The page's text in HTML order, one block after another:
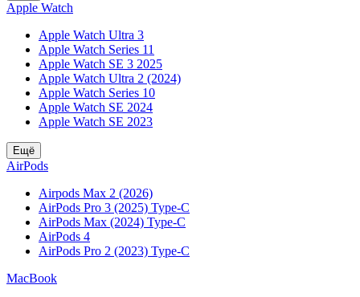
Apple Watch
Apple Watch Ultra 3
Apple Watch Series 11
Apple Watch SE 3 2025
Apple Watch Ultra 2 (2024)
Apple Watch Series 10
Apple Watch SE 2024
Apple Watch SE 2023
Ещё
AirPods
Airpods Max 2 (2026)
AirPods Pro 3 (2025) Type-C
AirPods Max (2024) Type-C
AirPods 4
AirPods Pro 2 (2023) Type-C
MacBook